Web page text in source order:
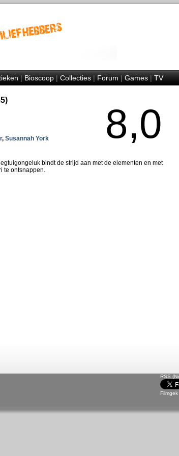
|Bioscoop|Collecties|Forum|Games|TV
, Susannah York
8,0
bindt de strijd aan met de elementen en met
te ontsnappen.
RSS